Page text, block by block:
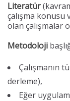
Literatür
çalışma konusu
olan çalışmalar
Metodoloji
Çalışmanın
derleme),
Eğer